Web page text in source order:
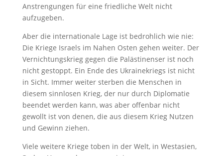
Anstrengungen für eine friedliche Welt nicht
aufzugeben.
Aber die internationale Lage ist bedrohlich wie nie:
Die Kriege Israels im Nahen Osten gehen weiter. Der
Vernichtungskrieg gegen die Palästinenser ist noch
nicht gestoppt. Ein Ende des Ukrainekriegs ist nicht
in Sicht. Immer weiter sterben die Menschen in
diesem sinnlosen Krieg, der nur durch Diplomatie
beendet werden kann, was aber offenbar nicht
gewollt ist von denen, die aus diesem Krieg Nutzen
und Gewinn ziehen.
Viele weitere Kriege toben in der Welt, in Westasien,